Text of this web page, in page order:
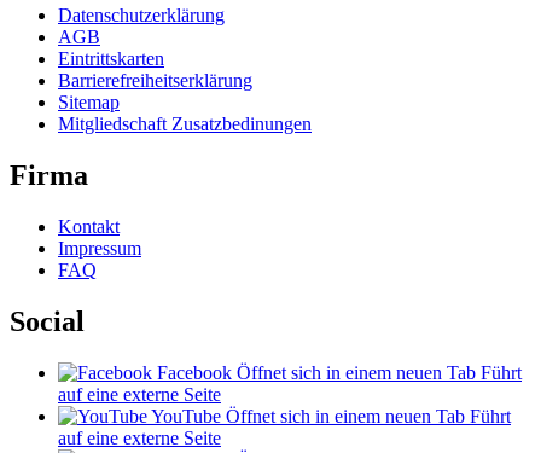
Datenschutzerklärung
AGB
Eintrittskarten
Barrierefreiheitserklärung
Sitemap
Mitgliedschaft Zusatzbedinungen
Firma
Kontakt
Impressum
FAQ
Social
Facebook Öffnet sich in einem neuen Tab Führt
auf eine externe Seite
YouTube Öffnet sich in einem neuen Tab Führt
auf eine externe Seite